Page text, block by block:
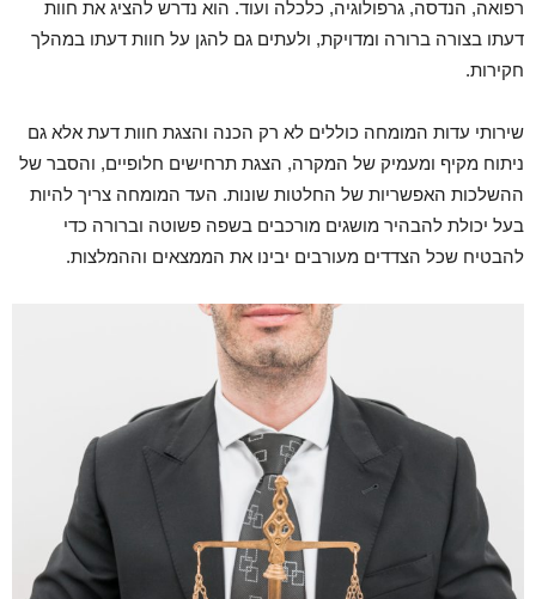
רפואה, הנדסה, גרפולוגיה, כלכלה ועוד. הוא נדרש להציג את חוות
דעתו בצורה ברורה ומדויקת, ולעתים גם להגן על חוות דעתו במהלך
חקירות.
שירותי עדות המומחה כוללים לא רק הכנה והצגת חוות דעת אלא גם
ניתוח מקיף ומעמיק של המקרה, הצגת תרחישים חלופיים, והסבר של
ההשלכות האפשריות של החלטות שונות. העד המומחה צריך להיות
בעל יכולת להבהיר מושגים מורכבים בשפה פשוטה וברורה כדי
להבטיח שכל הצדדים מעורבים יבינו את הממצאים וההמלצות.